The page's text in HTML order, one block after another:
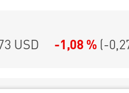
USD -1,08 % (-